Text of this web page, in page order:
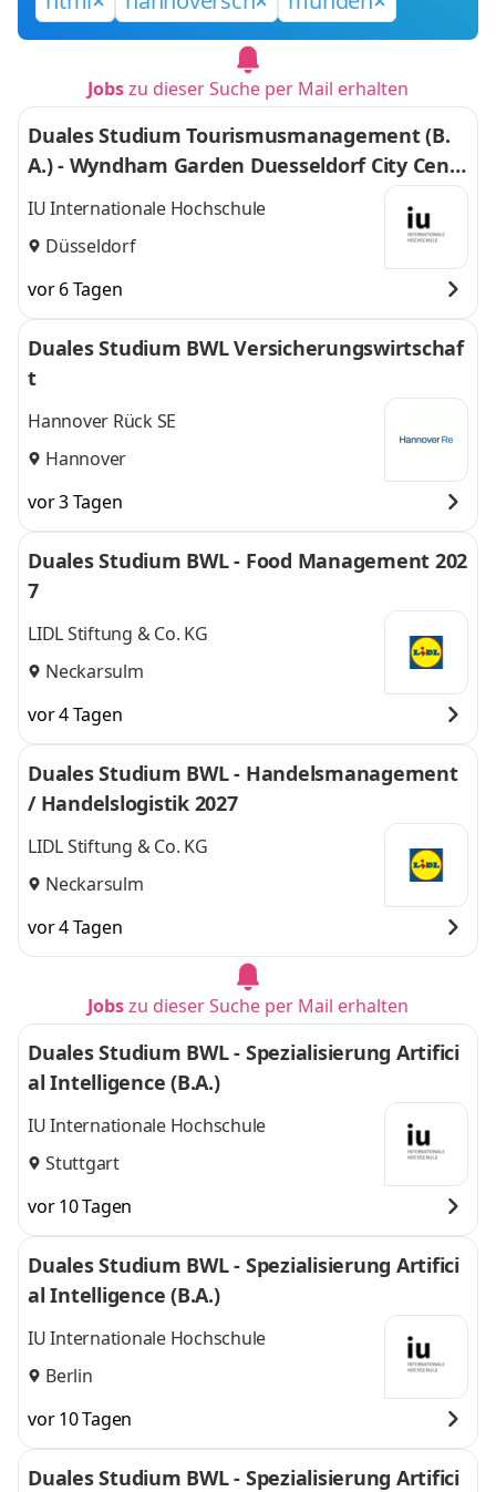
Jobszu dieser Suche per Mail erhalten
Duales Studium Tourismusmanagement (B.
A.) - Wyndham Garden Duesseldorf City Centr
e Koenigsallee Hotel
IU Internationale Hochschule
Düsseldorf
vor 6 Tagen
Duales Studium BWL Versicherungswirtschaf
t
Hannover Rück SE
Hannover
vor 3 Tagen
Duales Studium BWL - Food Management 202
7
LIDL Stiftung & Co. KG
Neckarsulm
vor 4 Tagen
Duales Studium BWL - Handelsmanagement
/ Handelslogistik 2027
LIDL Stiftung & Co. KG
Neckarsulm
vor 4 Tagen
Jobszu dieser Suche per Mail erhalten
Duales Studium BWL - Spezialisierung Artifici
al Intelligence (B.A.)
IU Internationale Hochschule
Stuttgart
vor 10 Tagen
Duales Studium BWL - Spezialisierung Artifici
al Intelligence (B.A.)
IU Internationale Hochschule
Berlin
vor 10 Tagen
Duales Studium BWL - Spezialisierung Artifici